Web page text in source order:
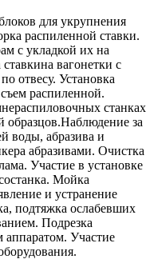
для укрупнения
распиленной ставки.
с укладкой их на
вагонетки с
отвесу. Установка
распиленной.
станках
образцов.Наблюдение за
воды, абразива и
абразивами. Очистка
Участие в установке
Мойка
и устранение
подтяжка ослабевших
Подрезка
Участие